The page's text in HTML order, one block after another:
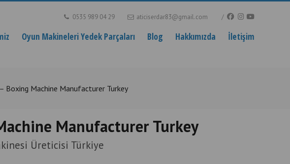
0535 989 04 29 aticiserdar83@gmail.com
Oyun Makineleri Yedek Parçaları Blog Hakkımızda İletişim
Machine Manufacturer Turkey
Manufacturer Turkey
Üreticisi Türkiye